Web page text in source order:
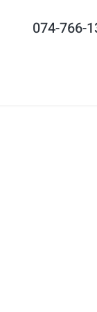
074-766-